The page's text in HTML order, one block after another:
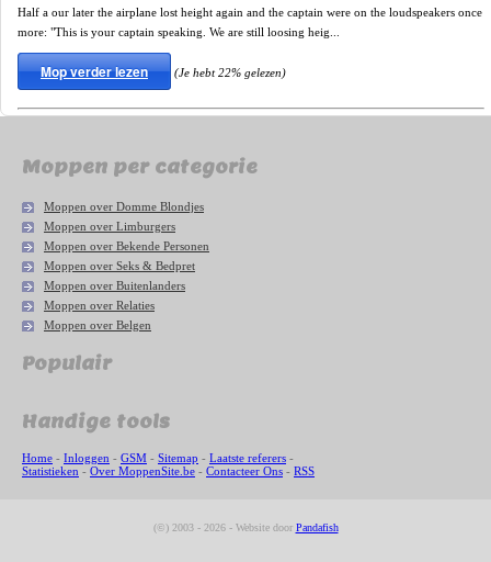
Half a our later the airplane lost height again and the captain were on the loudspeakers once
more: "This is your captain speaking. We are still loosing heig...
Mop verder lezen (Je hebt 22% gelezen)
Moppen per categorie
Moppen over Domme Blondjes
Moppen over Limburgers
Moppen over Bekende Personen
Moppen over Seks & Bedpret
Moppen over Buitenlanders
Moppen over Relaties
Moppen over Belgen
Populair
Handige tools
Home - Inloggen - GSM - Sitemap - Laatste referers -
Statistieken - Over MoppenSite.be - Contacteer Ons - RSS
(©) 2003 - 2026 - Website door Pandafish